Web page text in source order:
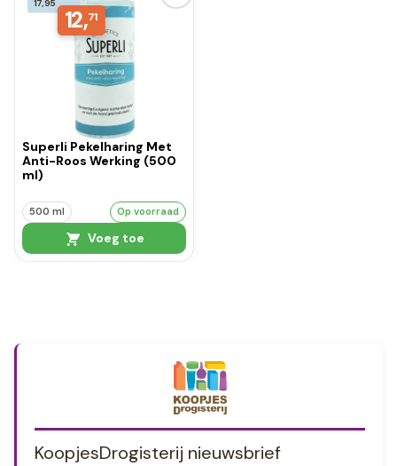
12,71
Superli Pekelharing Met
Anti-Roos Werking (500
ml)
500 ml Op voorraad
Voeg toe
KoopjesDrogisterij nieuwsbrief